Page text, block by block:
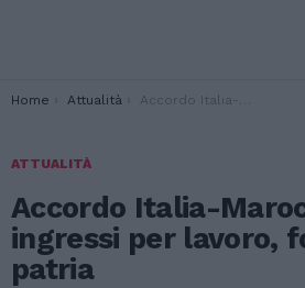
You are here:
Home Attualità Accordo Italia-Marocco sugli ingressi per lavoro, formazione in patria
ATTUALITÀ
Accordo Italia-
ingressi per lavoro,
patria